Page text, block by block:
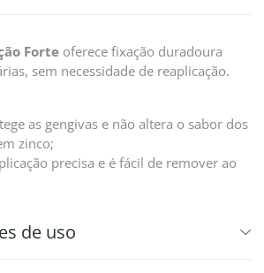
Forte oferece fixação duradoura
sem necessidade de reaplicação.
as gengivas e não altera o sabor dos
zinco;
precisa e é fácil de remover ao
de uso